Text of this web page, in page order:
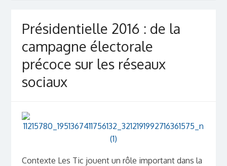
Présidentielle 2016 : de la
campagne électorale
précoce sur les réseaux
sociaux
Contexte Les Tic jouent un rôle important dans la